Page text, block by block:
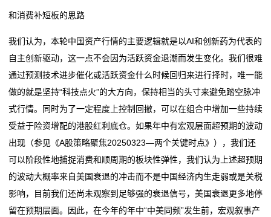
和消费补短板的思路
我们认为，本轮中国资产行情的主要逻辑就是以AI和创新药为代表的
自主创新驱动，这一点不会因为活跃资金退潮而发生变化。我们很难
通过预测技术进步催化或活跃资金什么时候回归来进行择时，唯一能
做的就是坚持“科技点火”的大方向，保持相当的头寸来避免踏空脉冲
式行情。同时为了一定程度上控制回撤，可以在组合中增加一些持续
受益于险资增配的港股红利底仓。如果年中有宏观层面超预期的波动
出现（参见《A股策略聚焦20250323—两个关键时点》），我们还
可以阶段性地捕捉消费和顺周期的板块性弹性，我们认为上述超预期
的波动大概率来自美国衰退的冲击而不是中国经济内生走弱或是关税
影响，目前我们还尚未观察到足够强的衰退信号，美国衰退更多地停
留在预期层面。因此，在今年的年中“中美同频”发生前，宏观叙事产